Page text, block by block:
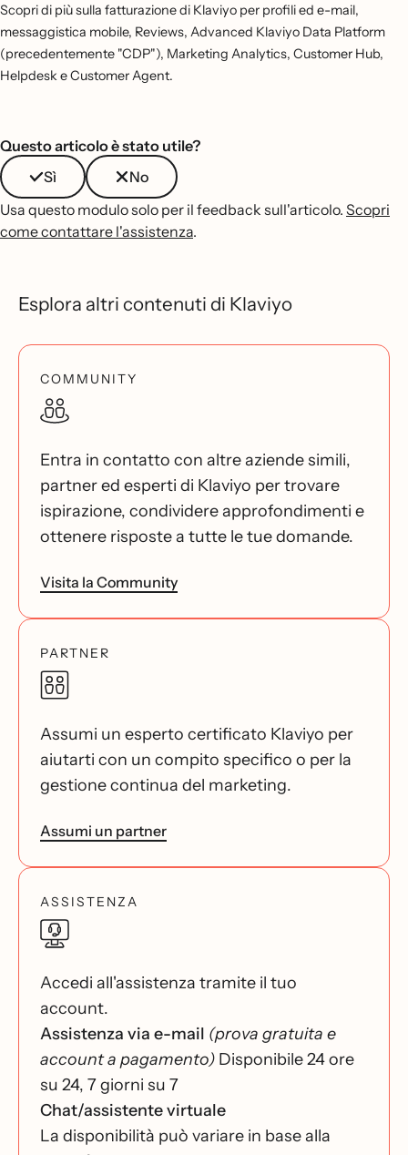
Scopri di più sulla fatturazione di Klaviyo per profili ed e-mail,
messaggistica mobile, Reviews, Advanced Klaviyo Data Platform
(precedentemente "CDP"), Marketing Analytics, Customer Hub,
Helpdesk e Customer Agent.
Questo articolo è stato utile?
Sì
No
Usa questo modulo solo per il feedback sull'articolo. Scopri
come contattare l'assistenza.
Esplora altri contenuti di Klaviyo
COMMUNITY
Entra in contatto con altre aziende simili,
partner ed esperti di Klaviyo per trovare
ispirazione, condividere approfondimenti e
ottenere risposte a tutte le tue domande.
Visita la Community
PARTNER
Assumi un esperto certificato Klaviyo per
aiutarti con un compito specifico o per la
gestione continua del marketing.
Assumi un partner
ASSISTENZA
Accedi all'assistenza tramite il tuo
account.
Assistenza via e-mail (prova gratuita e
account a pagamento) Disponibile 24 ore
su 24, 7 giorni su 7
Chat/assistente virtuale
La disponibilità può variare in base alla